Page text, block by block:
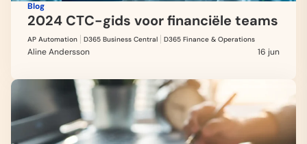
Blog
2024 CTC-gids voor financiële teams
AP Automation D365 Business Central D365 Finance & Operations
Aline Andersson 16 jun